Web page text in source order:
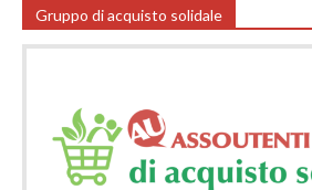
Gruppo di acquisto solidale